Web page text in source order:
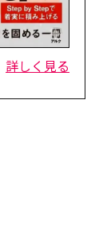
詳しく見る